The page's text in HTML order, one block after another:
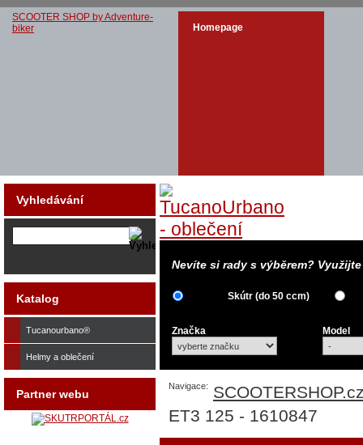
SCOOTER SHOP by Adventure-
biker
Homepage
Nevíte si rady s výběrem?
Skútr (do 50 ccm)
Značka Model
Navigace:
ET3 125 - 1610847
Vyhledávání
Katalog
Tucanourbano®
Helmy a oblečení
Partner webu